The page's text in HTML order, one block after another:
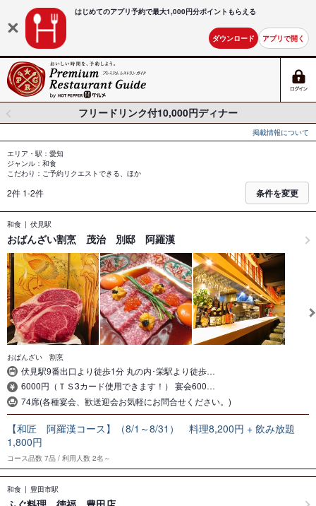
はじめてのアプリ予約で最大1,000円分ポイントもらえる
ダウンロード アプリで開く
フリードリンク付10,000円ディナー
掲載情報について
エリア・駅：愛知
ジャンル：和食
こだわり：ご予約リクエストできる、ほか
2件 1-2件 条件を変更
和食 伏見駅
おばんざい割烹 茂治 別邸 阿羅漢
おばんざい 割烹
伏見駅9番出口より徒歩1分 丸の内･栄駅より徒歩…
6000円（ＴＳ3カード使用できます！） 宴会600…
74席(各種宴会、歓送迎会お気軽にお問合せください。)
【和匠 阿羅漢コース】（8/1～8/31） 料理8,200円 + 飲み放題
1,800円
コース品数 7品 利用人数 2名～
和食 豊田市駅